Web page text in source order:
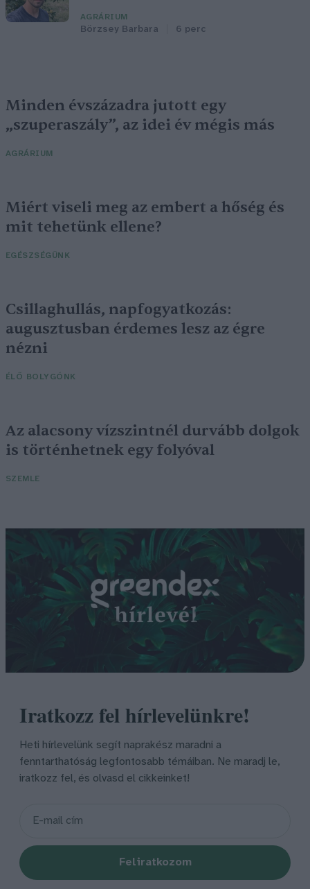
AGRÁRIUM
Börzsey Barbara 6 perc
Minden évszázadra jutott egy
„szuperaszály”, az idei év mégis más
AGRÁRIUM
Miért viseli meg az embert a hőség és
mit tehetünk ellene?
EGÉSZSÉGÜNK
Csillaghullás, napfogyatkozás:
augusztusban érdemes lesz az égre
nézni
ÉLŐ BOLYGÓNK
Az alacsony vízszintnél durvább dolgok
is történhetnek egy folyóval
SZEMLE
Iratkozz fel hírlevelünkre!
Heti hírlevelünk segít naprakész maradni a
fenntarthatóság legfontosabb témáiban. Ne maradj le,
iratkozz fel, és olvasd el cikkeinket!
Feliratkozom